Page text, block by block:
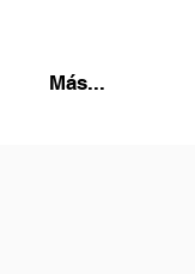
Más...